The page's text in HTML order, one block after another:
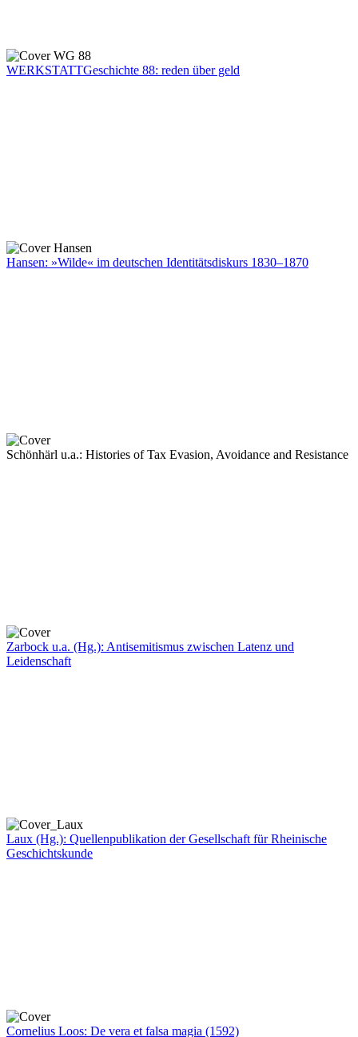
WERKSTATTGeschichte 88: reden über geld
Hansen: »Wilde« im deutschen Identitätsdiskurs 1830–1870
Schönhärl u.a.: Histories of Tax Evasion, Avoidance and Resistance
Zarbock u.a. (Hg.): Antisemitismus zwischen Latenz und
Leidenschaft
Laux (Hg.): Quellenpublikation der Gesellschaft für Rheinische
Geschichtskunde
Cornelius Loos: De vera et falsa magia (1592)